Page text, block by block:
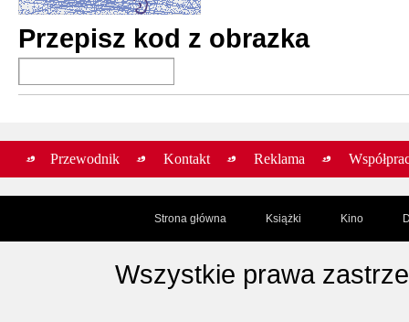
Przepisz kod z obrazka
Przewodnik Kontakt Reklama
Strona główna Książki Kino
Wszystkie prawa